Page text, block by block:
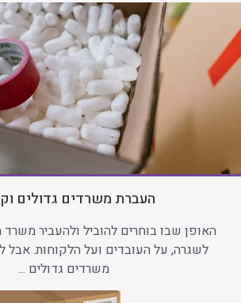
העברת משרדים גדולים
האופן שבו בוחרים להוביל ולהעביר
לשגרה, על העובדים ועל הלקוחות. אבל
משרדים גדולים ...